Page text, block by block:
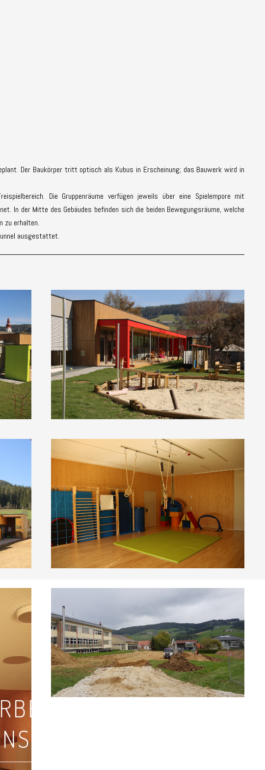
Der Baukörper tritt optisch als Kubus in Erscheinung; das Bauwerk wird in
Die Gruppenräume verfügen jeweils über eine Spielempore mit
In der Mitte des Gebäudes befinden sich die beiden Bewegungsräume, welche
zu erhalten.
ausgestattet.
ARCHITEKTUR